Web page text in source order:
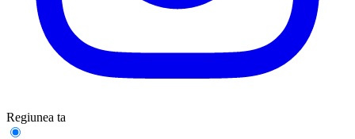
Regiunea ta